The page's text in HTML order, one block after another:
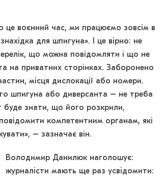
це воєнний час, ми працюємо зовсім в
для шпигуна». І це вірно: не
що можна повідомляти і що не
на приватних сторінках. Заборонено
місця дислокації або номери.
шпигуна або диверсанта – не треба
буде знати, що його розкрили,
компетентним органам, які
– зазначає він.
Володимир Данилюк наголошує:
журналісти мають ще раз усвідомити: